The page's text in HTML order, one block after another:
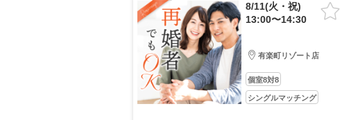
8/11(火・祝)
13:00〜14:30
有楽町リゾート店
個室8対8
シングルマッチング